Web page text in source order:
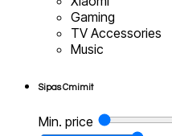
Gaming
TV Accessories
Music
Sipas Cmimit
Min. price